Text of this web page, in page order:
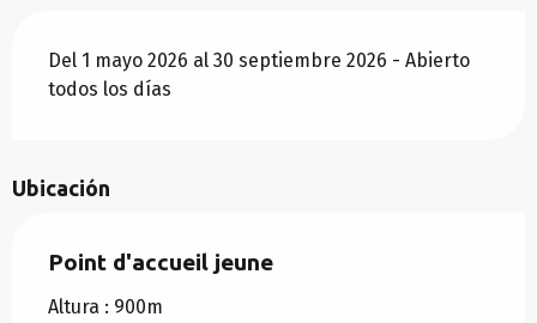
Del 1 mayo 2026 al 30 septiembre 2026 - Abierto
todos los días
Ubicación
Point d'accueil jeune
Altura : 900m